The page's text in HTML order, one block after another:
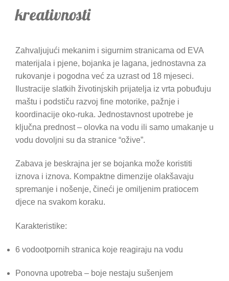
kreativnosti
Zahvaljujući mekanim i sigurnim stranicama od EVA
materijala i pjene, bojanka je lagana, jednostavna za
rukovanje i pogodna već za uzrast od 18 mjeseci.
Ilustracije slatkih životinjskih prijatelja iz vrta pobuđuju
maštu i podstiču razvoj fine motorike, pažnje i
koordinacije oko-ruka. Jednostavnost upotrebe je
ključna prednost – olovka na vodu ili samo umakanje u
vodu dovoljni su da stranice “ožive”.
Zabava je beskrajna jer se bojanka može koristiti
iznova i iznova. Kompaktne dimenzije olakšavaju
spremanje i nošenje, čineći je omiljenim pratiocem
djece na svakom koraku.
Karakteristike:
6 vodootpornih stranica koje reagiraju na vodu
Ponovna upotreba – boje nestaju sušenjem